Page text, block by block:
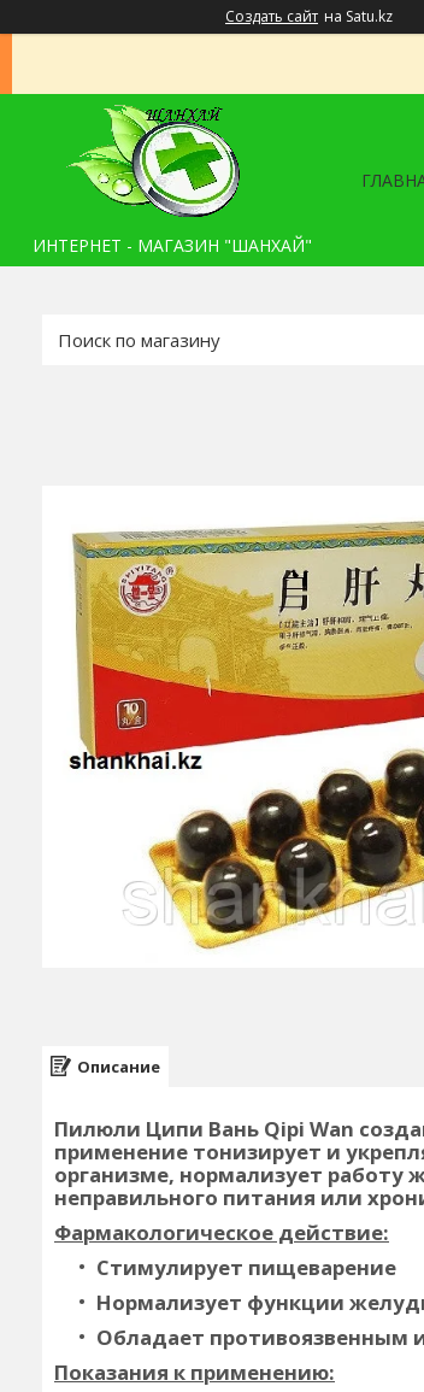
Создать сайт на Satu.kz
ИНТЕРНЕТ - МАГАЗИН "ШАНХАЙ"
Описание
Пилюли Ципи Вань Qipi Wan
применение тонизирует и
организме, нормализует работу
неправильного питания или
Фармакологическое действие:
Стимулирует пищеварение
Нормализует функции
Обладает противоязвенным
Показания к применению: